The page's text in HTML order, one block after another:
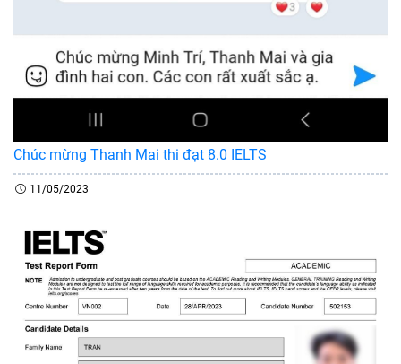
Chúc mừng Thanh Mai thi đạt 8.0 IELTS
11/05/2023